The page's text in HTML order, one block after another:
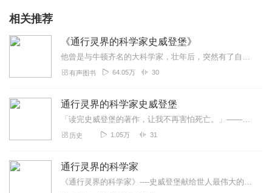
相关推荐
《通行灵界的科学家史威登堡》
他曾是与牛顿齐名的大科学家，壮年后，突然有了自由往来灵界的能力。他以科学精神研究这个非一般人能体验的世界，带给人们奇迹般的希望，以及不可或缺的灵性礼物！海伦泰勒...
有声图书 64.05万 30
通行灵界的科学家史威登堡
「读完史威登堡的著作，让我不再害怕死亡。」——海伦．凯勒只要翻开本书，人生就会受到祝福！数百年来改变了无数人的灵界研究者，带你充满幸福与希望地体验灵性的世界！他...
历史 1.05万 31
通行灵界的科学家
《通行灵界的科学家》----史威登堡献给世人最伟大的礼物！研究史威登堡思想的组织，不属于任何宗教的教派，由各种各样不同背景的人组成，宗旨是让更多人分享...